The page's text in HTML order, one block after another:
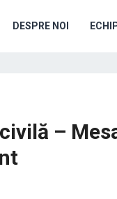
DESPRE NOI
–